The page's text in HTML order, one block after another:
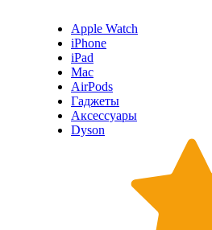
Apple Watch
iPhone
iPad
Mac
AirPods
Гаджеты
Аксессуары
Dyson